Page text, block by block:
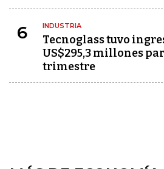
6 INDUSTRIA
Tecnoglass tuvo
US$295,3 millones
trimestre